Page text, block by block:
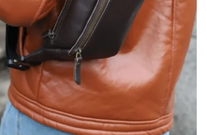
и
и
м
о
м
у